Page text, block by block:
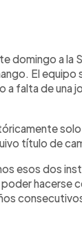
artículo
domingo a la
El equipo
falta de una
título de
esos dos
hacerse